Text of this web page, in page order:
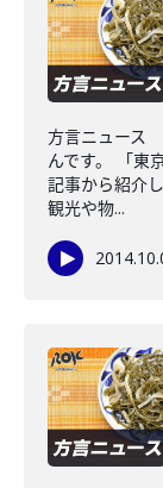
方言ニュース
んです。 「東
記事から紹介
観光や物...